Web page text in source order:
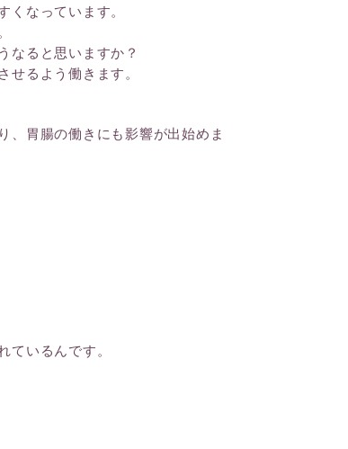
なっています。
なると思いますか？
るよう働きます。
、胃腸の働きにも影響が出始めま
いるんです。